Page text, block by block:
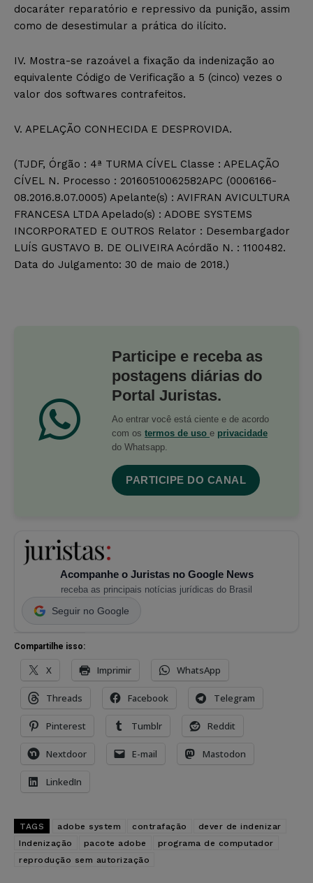
docaráter reparatório e repressivo da punição, assim
como de desestimular a prática do ilícito.
IV. Mostra-se razoável a fixação da indenização ao
equivalente Código de Verificação a 5 (cinco) vezes o
valor dos softwares contrafeitos.
V. APELAÇÃO CONHECIDA E DESPROVIDA.
(TJDF, Órgão : 4ª TURMA CÍVEL Classe : APELAÇÃO
CÍVEL N. Processo : 20160510062582APC (0006166-
08.2016.8.07.0005) Apelante(s) : AVIFRAN AVICULTURA
FRANCESA LTDA Apelado(s) : ADOBE SYSTEMS
INCORPORATED E OUTROS Relator : Desembargador
LUÍS GUSTAVO B. DE OLIVEIRA Acórdão N. : 1100482.
Data do Julgamento: 30 de maio de 2018.)
Participe e receba as
postagens diárias do
Portal Juristas.
Ao entrar você está ciente e de acordo
com os termos de uso e privacidade
do Whatsapp.
PARTICIPE DO CANAL
Acompanhe o Juristas no Google News
receba as principais notícias jurídicas do Brasil
Seguir no Google
Compartilhe isso:
X Imprimir WhatsApp
Threads Facebook Telegram
Pinterest Tumblr Reddit
Nextdoor E-mail Mastodon
LinkedIn
TAGS adobe system contrafação
dever de indenizar
Indenização
pacote adobe
programa de computador
reprodução sem autorização